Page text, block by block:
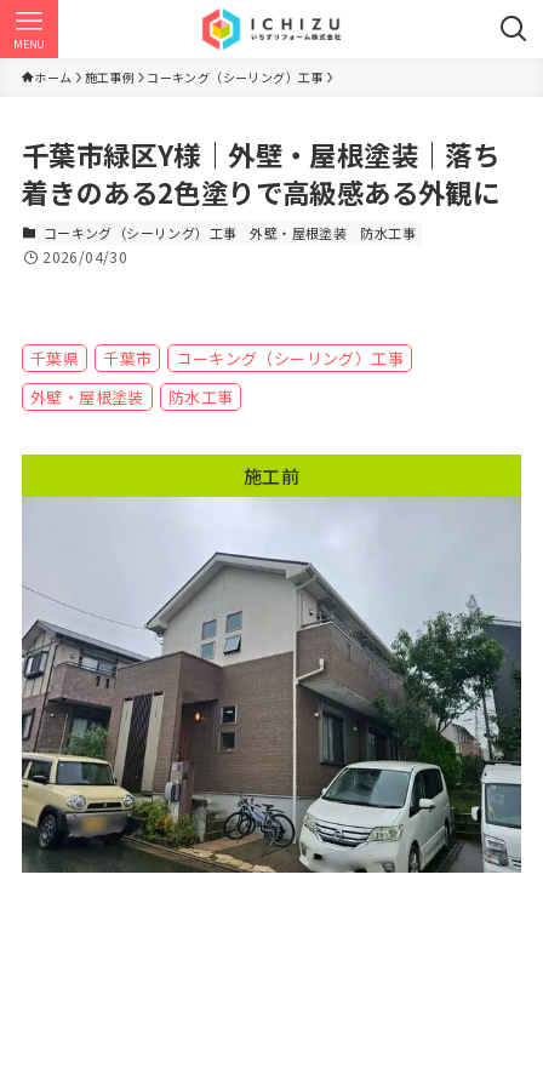
MENU
ホーム 施工事例 コーキング（シーリング）工事
千葉市緑区Y様｜外壁・屋根塗装｜落ち
着きのある2色塗りで高級感ある外観に
コーキング（シーリング）工事 外壁・屋根塗装 防水工事
2026/04/30
千葉県 千葉市
コーキング（シーリング）工事
外壁・屋根塗装
防水工事
施工前